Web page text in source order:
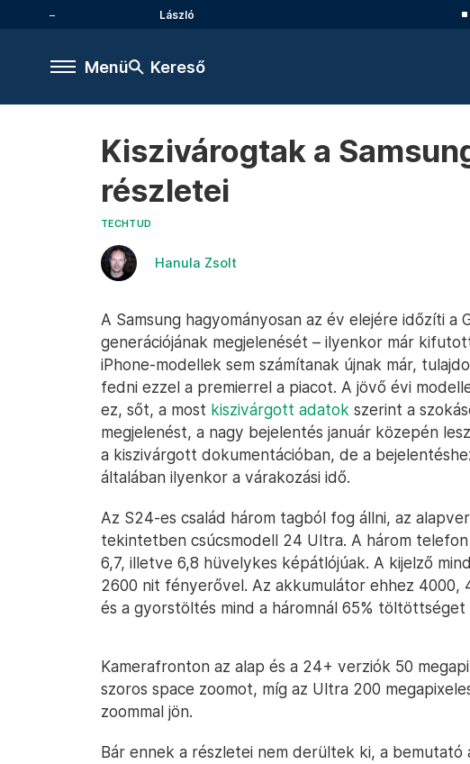
László
Menü Kereső
Kiszivárogtak a
részletei
TECHTUD
Hanula Zsolt
A Samsung hagyományosan az év elejére időzíti a
generációjának megjelenését – ilyenkor már
iPhone-modellek sem számítanak újnak már,
fedni ezzel a premierrel a piacot. A jövő évi
ez, sőt, a most kiszivárgott adatok szerint a
megjelenést, a nagy bejelentés január közepén
a kiszivárgott dokumentációban, de a
általában ilyenkor a várakozási idő.
Az S24-es család három tagból fog állni, az
tekintetben csúcsmodell 24 Ultra. A három
6,7, illetve 6,8 hüvelykes képátlójúak. A kijelző
2600 nit fényerővel. Az akkumulátor ehhez 4000,
és a gyorstöltés mind a háromnál 65%
Kamerafronton az alap és a 24+ verziók 50
szoros space zoomot, míg az Ultra 200
zoommal jön.
Bár ennek a részletei nem derültek ki, a bemutató